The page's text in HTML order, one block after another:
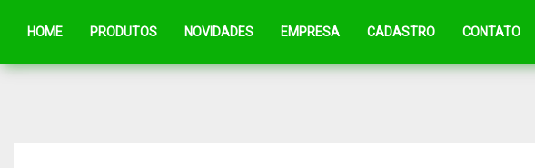
HOME PRODUTOS NOVIDADES EMPRESA CADASTRO CONTATO